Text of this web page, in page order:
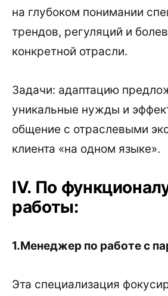
на глубоком понимании
трендов, регуляций и
конкретной отрасли.
Задачи: адаптацию
уникальные нужды и
общение с отраслевыми
клиента «на одном языке».
IV. По
работы:
1.Менеджер по работе с
Эта специализация